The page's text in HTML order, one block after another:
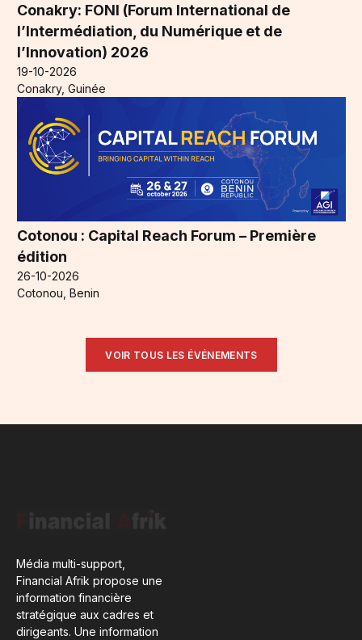
Conakry: FONI (Forum International de
l’Intermédiation, du Numérique et de
l’Innovation) 2026
19-10-2026
Conakry, Guinée
Cotonou : Capital Reach Forum – Première
édition
26-10-2026
Cotonou, Benin
VOIR TOUS LES ÉVÉNEMENTS
Média multi-support,
Financial Afrik propose une
information financière
stratégique aux cadres et
dirigeants. Une information